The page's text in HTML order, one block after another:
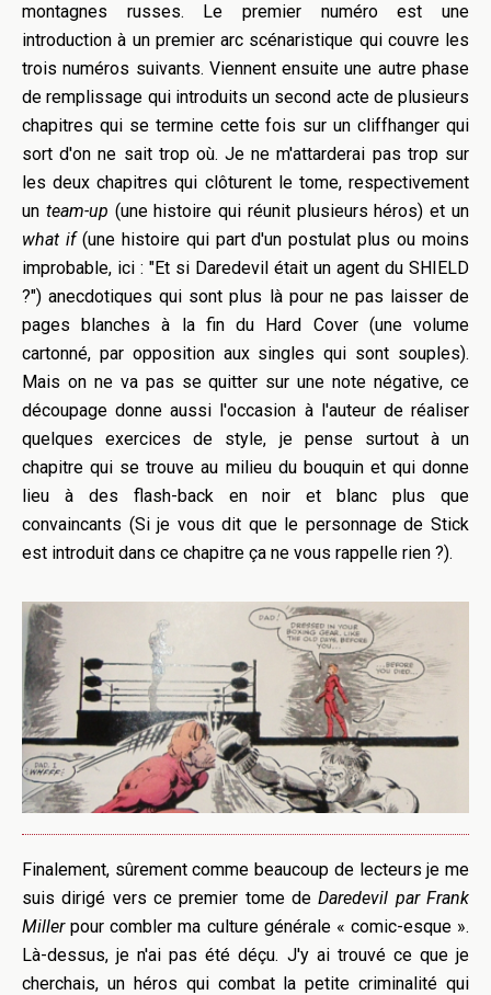
montagnes russes. Le premier numéro est une
introduction à un premier arc scénaristique qui couvre les
trois numéros suivants. Viennent ensuite une autre phase
de remplissage qui introduits un second acte de plusieurs
chapitres qui se termine cette fois sur un cliffhanger qui
sort d'on ne sait trop où. Je ne m'attarderai pas trop sur
les deux chapitres qui clôturent le tome, respectivement
un team-up (une histoire qui réunit plusieurs héros) et un
what if(une histoire qui part d'un postulat plus ou moins
improbable, ici : "Et si Daredevil était un agent du SHIELD
?") anecdotiques qui sont plus là pour ne pas laisser de
pages blanches à la fin du Hard Cover (une volume
cartonné, par opposition aux singles qui sont souples).
Mais on ne va pas se quitter sur une note négative, ce
découpage donne aussi l'occasion à l'auteur de réaliser
quelques exercices de style, je pense surtout à un
chapitre qui se trouve au milieu du bouquin et qui donne
lieu à des flash-back en noir et blanc plus que
convaincants (Si je vous dit que le personnage de Stick
est introduit dans ce chapitre ça ne vous rappelle rien ?).
Finalement, sûrement comme beaucoup de lecteurs je me
suis dirigé vers ce premier tome deDaredevil par Frank
Millerpour combler ma culture générale « comic-esque ».
Là-dessus, je n'ai pas été déçu. J'y ai trouvé ce que je
cherchais, un héros qui combat la petite criminalité qui